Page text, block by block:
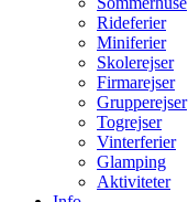
Rideferier
Miniferier
Skolerejser
Firmarejser
Grupperejser
Togrejser
Vinterferier
Glamping
Aktiviteter